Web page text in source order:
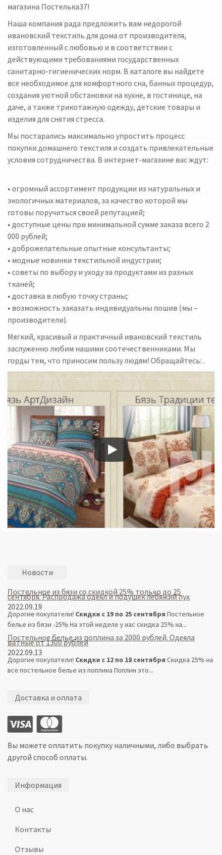
магазина Постелька37!
Наша компания рада предложить вам недорогой
ивановский текстиль для дома от производителя,
изготовленный с любовью и в соответствии с
действующими требованиями государственных
санитарно-гигиенических норм. В каталоге вы найдете
все необходимое для комфортного сна, банных процедур,
создания уютной обстановки на кухне, в гостинице, на
даче, а также трикотажную одежду, детские товары и
изделия для снятия стресса.
Мы постарались максимально упростить процесс
покупки домашнего текстиля и создать привлекательные
условия сотрудничества. В интернет-магазине вас ждут:
• огромный ассортимент продукции из натуральных и
экологичных материалов, за качество которой мы
готовы поручиться своей репутацией;
• доступные цены при минимальной сумме заказа всего 2
000 рублей;
• доброжелательные опытные консультанты;
• модные новинки текстильной индустрии;
• советы по выбору и уходу за продуктами из разных
тканей;
• доставка в любую точку страны;
• возможность заказать индивидуальны пошив (мы –
производители).
Мягкий, красивый и практичный ивановский текстиль
заслуженно любим нашими соотечественниками. Мы
горды тем, что приносим пользу людям! Обращайтесь: .
Новости
Постельное из бязи со скидкой 25% только до 25
сентября. Распродажа одеял и подушек лебяжий пух
2022.09.19
Дорогие покупатели! Скидки с 19 по 25 сентября Постельное
белье из бязи -25% На этой неделе у нас скидка 25% на...
Постельное белье из поплина за 2000 рублей. Одеяла
ватные от 1300 рублей
2022.09.13
Дорогие покупатели! Скидки с 12 по 18 сентября Скидка 25% на
все постельное белье из поплина Поплин это...
Доставка и оплата
Вы можете оплатить покупку наличными, либо выбрать
другой способ оплаты.
Информация
О нас
Контакты
Отзывы